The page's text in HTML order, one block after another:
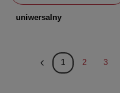
uniwersalny
1 2 3